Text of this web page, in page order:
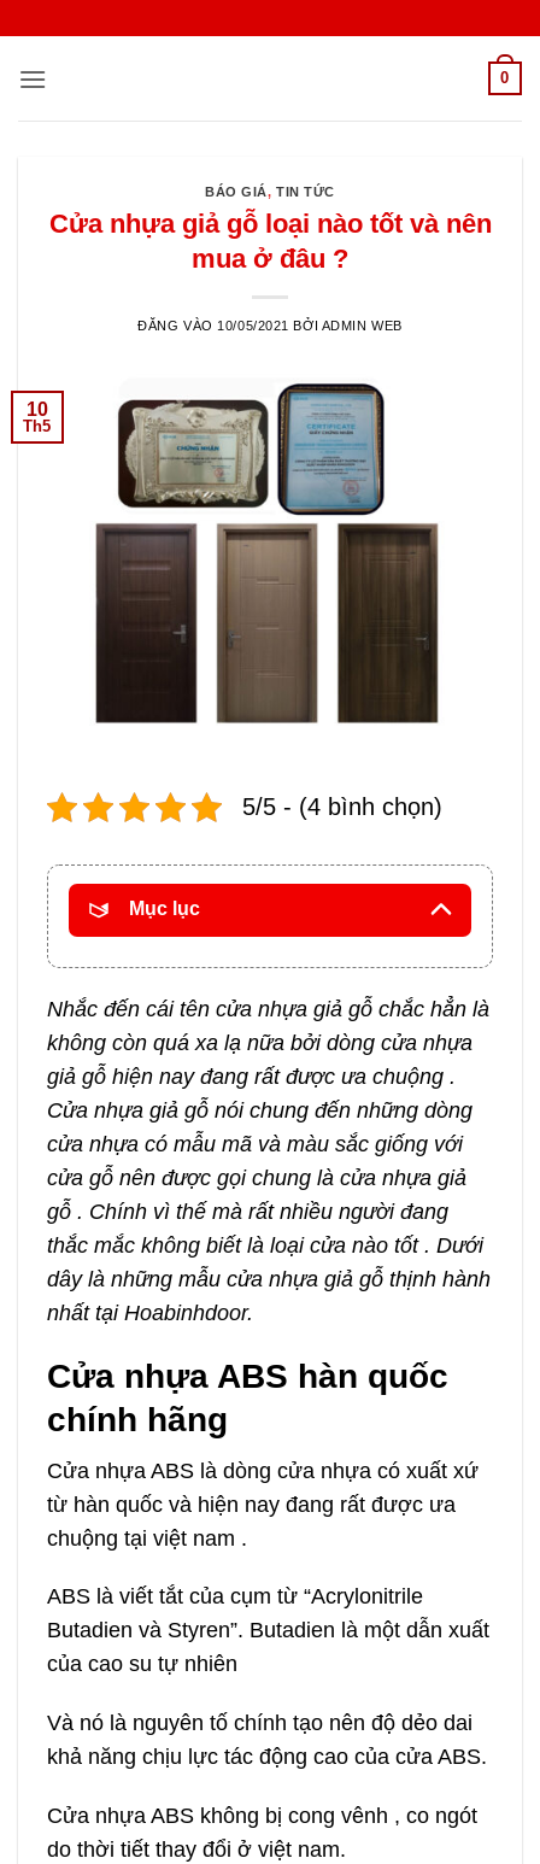
nội
0
BÁO GIÁ,TIN TỨC
Cửa nhựa giả gỗ loại nào tốt và nên
mua ở đâu ?
ĐĂNG VÀO 10/05/2021 BỞI ADMIN WEB
10
Th5
5/5 - (4 bình chọn)
Mục lục
Nhắc đến cái tên cửa nhựa giả gỗ chắc hẳn là
không còn quá xa lạ nữa bởi dòng cửa nhựa
giả gỗ hiện nay đang rất được ưa chuộng .
Cửa nhựa giả gỗ nói chung đến những dòng
cửa nhựa có mẫu mã và màu sắc giống với
cửa gỗ nên được gọi chung là cửa nhựa giả
gỗ . Chính vì thế mà rất nhiều người đang
thắc mắc không biết là loại cửa nào tốt . Dưới
dây là những mẫu cửa nhựa giả gỗ thịnh hành
nhất tại Hoabinhdoor.
Cửa nhựa ABS hàn quốc
chính hãng
Cửa nhựa ABS là dòng cửa nhựa có xuất xứ
từ hàn quốc và hiện nay đang rất được ưa
chuộng tại việt nam .
ABS là viết tắt của cụm từ “Acrylonitrile
Butadien và Styren”. Butadien là một dẫn xuất
của cao su tự nhiên
Và nó là nguyên tố chính tạo nên độ dẻo dai
khả năng chịu lực tác động cao của cửa ABS.
Cửa nhựa ABS không bị cong vênh , co ngót
do thời tiết thay đổi ở việt nam.